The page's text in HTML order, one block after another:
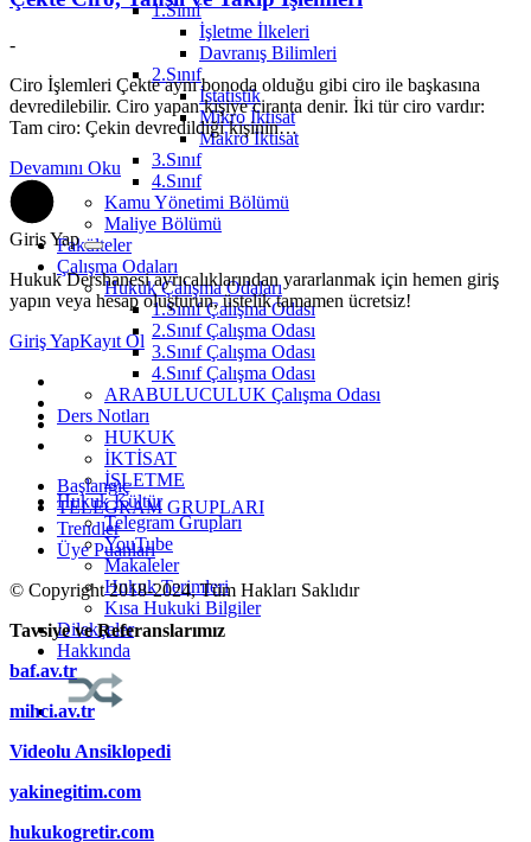
1.Sınıf
İşletme İlkeleri
Davranış Bilimleri
2.Sınıf
İstatistik
Mikro İktisat
Makro İktisat
3.Sınıf
4.Sınıf
Kamu Yönetimi Bölümü
Maliye Bölümü
Fakülteler
Çalışma Odaları
Hukuk Çalışma Odaları
1.Sınıf Çalışma Odası
2.Sınıf Çalışma Odası
3.Sınıf Çalışma Odası
4.Sınıf Çalışma Odası
ARABULUCULUK Çalışma Odası
Ders Notları
HUKUK
İKTİSAT
İŞLETME
Hukuk Kültür
Telegram Grupları
YouTube
Makaleler
Hukuk Terimleri
Kısa Hukuki Bilgiler
Dilekçeler
Hakkında
-
Ciro İşlemleri Çekte aynı bonoda olduğu gibi ciro ile başkasına
devredilebilir. Ciro yapan kişiye ciranta denir. İki tür ciro vardır:
Tam ciro: Çekin devredildiği kişinin…
Devamını Oku
Giriş Yap
Hukuk Dershanesi ayrıcalıklarından yararlanmak için hemen giriş
yapın veya hesap oluşturun, üstelik tamamen ücretsiz!
Giriş YapKayıt Ol
Başlangıç
TELEGRAM GRUPLARI
Trendler
Üye Puanları
© Copyright 2018-2024, Tüm Hakları Saklıdır
Tavsiye ve Referanslarımız
baf.av.tr
mihci.av.tr
Videolu Ansiklopedi
yakinegitim.com
hukukogretir.com